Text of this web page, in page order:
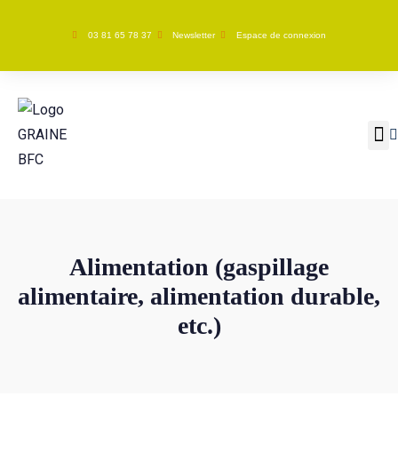
03 81 65 78 37 Newsletter Espace de connexion
Alimentation (gaspillage
alimentaire, alimentation durable,
etc.)